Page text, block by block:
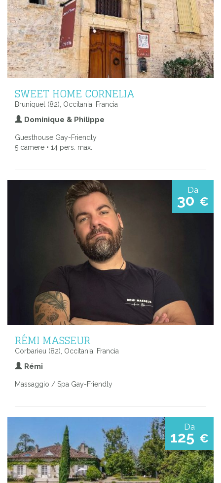
SWEET HOME CORNELIA
Bruniquel (82), Occitania, Francia
Dominique & Philippe
Guesthouse Gay-Friendly
5 camere • 14 pers. max.
Da
30 €
RÉMI MASSEUR
Corbarieu (82), Occitania, Francia
Rémi
Massaggio / Spa Gay-Friendly
Da
125 €